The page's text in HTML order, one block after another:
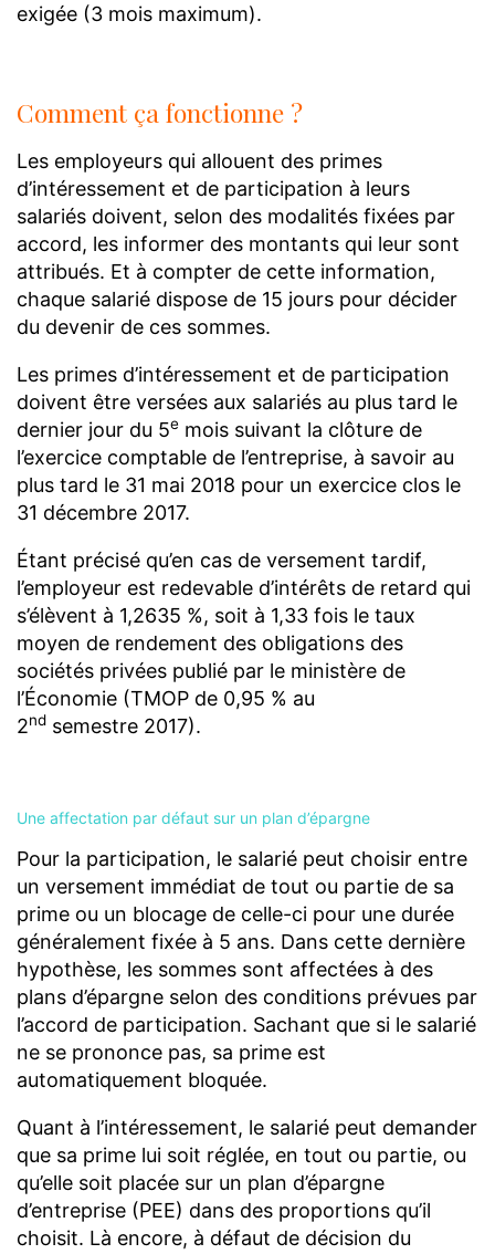
exigée (3 mois maximum).
Comment ça fonctionne ?
Les employeurs qui allouent des primes
d’intéressement et de participation à leurs
salariés doivent, selon des modalités fixées par
accord, les informer des montants qui leur sont
attribués. Et à compter de cette information,
chaque salarié dispose de 15 jours pour décider
du devenir de ces sommes.
Les primes d’intéressement et de participation
doivent être versées aux salariés au plus tard le
dernier jour du 5e mois suivant la clôture de
l’exercice comptable de l’entreprise, à savoir au
plus tard le 31 mai 2018 pour un exercice clos le
31 décembre 2017.
Étant précisé qu’en cas de versement tardif,
l’employeur est redevable d’intérêts de retard qui
s’élèvent à 1,2635 %, soit à 1,33 fois le taux
moyen de rendement des obligations des
sociétés privées publié par le ministère de
l’Économie (TMOP de 0,95 % au
2nd semestre 2017).
Une affectation par défaut sur un plan d’épargne
Pour la participation, le salarié peut choisir entre
un versement immédiat de tout ou partie de sa
prime ou un blocage de celle-ci pour une durée
généralement fixée à 5 ans. Dans cette dernière
hypothèse, les sommes sont affectées à des
plans d’épargne selon des conditions prévues par
l’accord de participation. Sachant que si le salarié
ne se prononce pas, sa prime est
automatiquement bloquée.
Quant à l’intéressement, le salarié peut demander
que sa prime lui soit réglée, en tout ou partie, ou
qu’elle soit placée sur un plan d’épargne
d’entreprise (PEE) dans des proportions qu’il
choisit. Là encore, à défaut de décision du